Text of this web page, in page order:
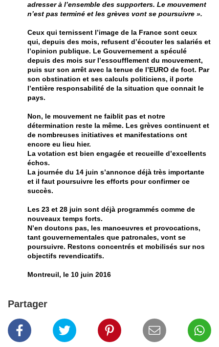
adresser à l’ensemble des supporters. Le mouvement
n’est pas terminé et les grèves vont se poursuivre ».
Ceux qui ternissent l’image de la France sont ceux
qui, depuis des mois, refusent d’écouter les salariés et
l’opinion publique. Le Gouvernement a spéculé
depuis des mois sur l’essoufflement du mouvement,
puis sur son arrêt avec la tenue de l’EURO de foot. Par
son obstination et ses calculs politiciens, il porte
l’entière responsabilité de la situation que connait le
pays.
Non, le mouvement ne faiblit pas et notre
détermination reste la même. Les grèves continuent et
de nombreuses initiatives et manifestations ont
encore eu lieu hier.
La votation est bien engagée et recueille d’excellents
échos.
La journée du 14 juin s’annonce déjà très importante
et il faut poursuivre les efforts pour confirmer ce
succès.
Les 23 et 28 juin sont déjà programmés comme de
nouveaux temps forts.
N’en doutons pas, les manoeuvres et provocations,
tant gouvernementales que patronales, vont se
poursuivre. Restons concentrés et mobilisés sur nos
objectifs revendicatifs.
Montreuil, le 10 juin 2016
Partager